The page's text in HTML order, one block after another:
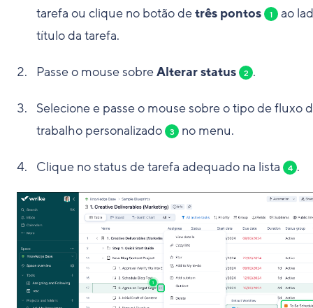
tarefa ou clique no botão detrês pontos 1
ao
título da tarefa.
Passe o mouse sobreAlterar status 2 .
Selecione e passe o mouse sobre o tipo de fluxo
trabalho personalizado
3 no menu.
Clique no status de tarefa adequado na lista 4 .